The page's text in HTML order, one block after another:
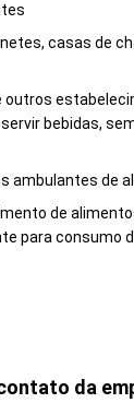
casas de
outros
bebidas,
ambulantes de
de
para consumo
da